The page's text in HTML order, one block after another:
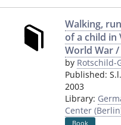
Walking,
of a child in
World War /
by Rotschild-
Published: S.l.
2003
Library:
Center
Book